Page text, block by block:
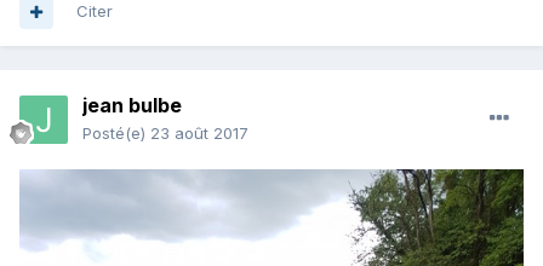
Citer
jean bulbe
Posté(e) 23 août 2017